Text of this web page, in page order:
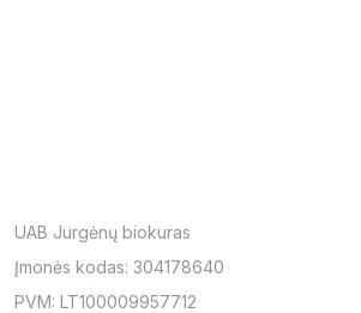
UAB Jurgėnų biokuras
Įmonės kodas: 304178640
PVM: LT100009957712